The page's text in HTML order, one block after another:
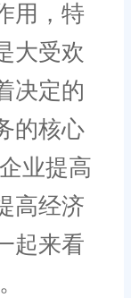
用，特
大受欢
决定的
的核心
业提高
高经济
起来看